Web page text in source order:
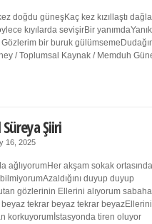
doğdu güneşKaç kez kızıllaştı
kıyılarda sevişirBir
Gözlerim bir buruk
/ Toplumsal Kaynak / Memduh
Şiiri
16, 2025
ağlıyorumHer akşam sokak ortasında
duyup duyup
gözlerinin Ellerini alıyorum sabaha
tekrar beyaz tekrar
korkuyorumİstasyonda tiren oluyor